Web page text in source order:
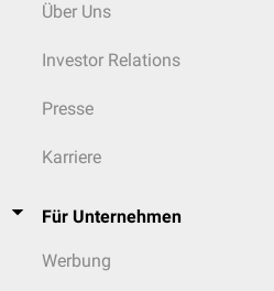
Über Uns
Investor Relations
Presse
Karriere
Für Unternehmen
Werbung